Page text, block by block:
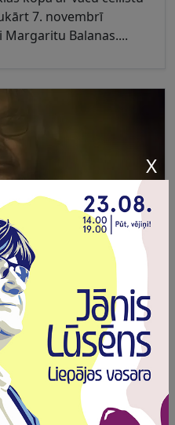
7. novembrī
Balanas....
AR JĀŅA LŪSĒNA
Simfoniskais
notikumu
kurā komponists Jānis
mūzikas plašajā
X